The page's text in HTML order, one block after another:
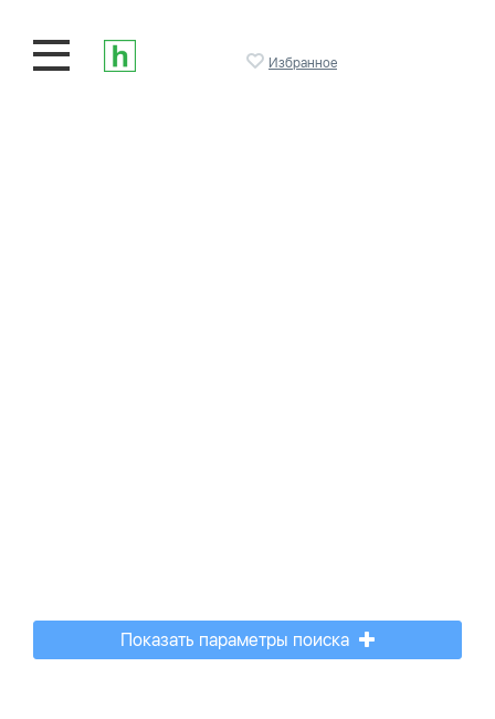
Избранное
Показать параметры поиска